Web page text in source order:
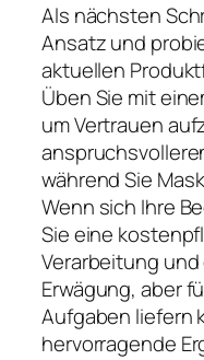
Als nächsten
Ansatz und
aktuellen
Üben Sie mit
um Vertrauen
während Sie
Wenn sich Ihre
Sie eine
Verarbeitung
Erwägung, aber
Aufgaben liefern
hervorragende